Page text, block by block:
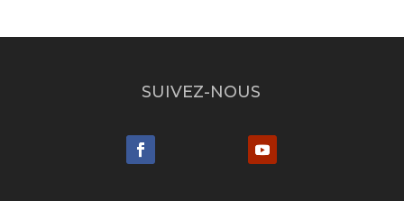
SUIVEZ-NOUS